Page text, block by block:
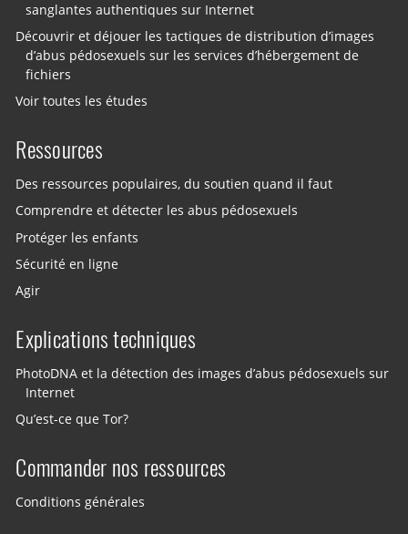
sanglantes authentiques sur Internet
Découvrir et déjouer les tactiques de distribution d’images
d’abus pédosexuels sur les services d’hébergement de
fichiers
Voir toutes les études
Ressources
Des ressources populaires, du soutien quand il faut
Comprendre et détecter les abus pédosexuels
Protéger les enfants
Sécurité en ligne
Agir
Explications techniques
PhotoDNA et la détection des images d’abus pédosexuels sur
Internet
Qu’est-ce que Tor?
Commander nos ressources
Conditions générales